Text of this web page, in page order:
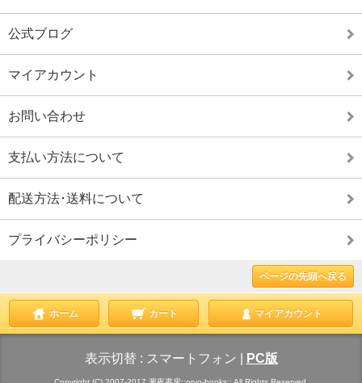
公式ブログ
マイアカウント
お問い合わせ
支払い方法について
配送方法･送料について
プライバシーポリシー
ページの先頭へ戻る
ホーム カート マイアカウント
表示切替 : スマートフォン PC版